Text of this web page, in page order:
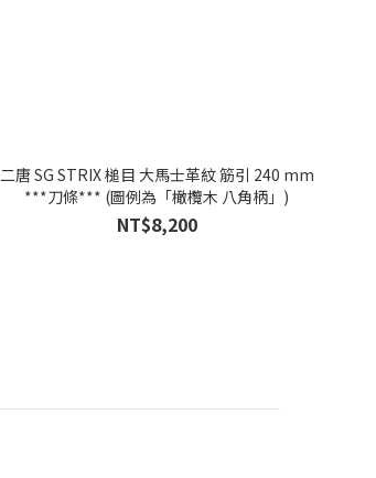
二唐 SG STRIX 槌目 大馬士革紋 筋引 240 mm
***刀條*** (圖例為「橄欖木 八角柄」)
NT$8,200